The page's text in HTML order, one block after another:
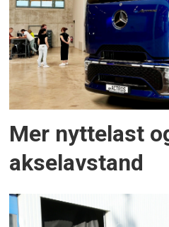
Mer nyttelast
akselavstand